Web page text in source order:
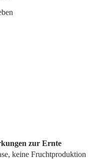
zur Ernte
keine Fruchtproduktion